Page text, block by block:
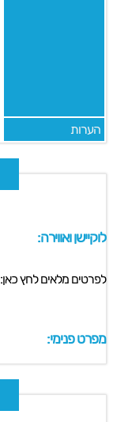
הערות
לוקיישן ואווירה:
לפרטים מלאים לחץ כאן:
מפרט פנימי: